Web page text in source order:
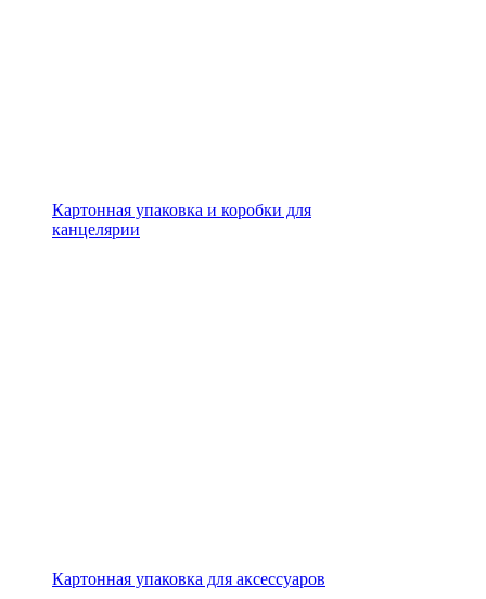
Картонная упаковка и коробки для
канцелярии
Картонная упаковка для аксессуаров